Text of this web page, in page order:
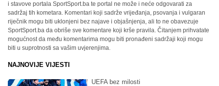
i stavove portala SportSport.ba te portal ne može i neće odgovarati za
sadržaj tih kometara. Komentari koji sadrže vrijeđanja, psovanja i vulgaran
riječnik mogu biti uklonjeni bez najave i objašnjenja, ali to ne obavezuje
SportSport.ba da obriše sve komentare koji krše pravila. Čitanjem prihvatate
mogućnost da među komentarima mogu biti pronađeni sadržaji koji mogu
biti u suprotnosti sa vašim uvjerenjima.
NAJNOVIJE VIJESTI
UEFA bez milosti